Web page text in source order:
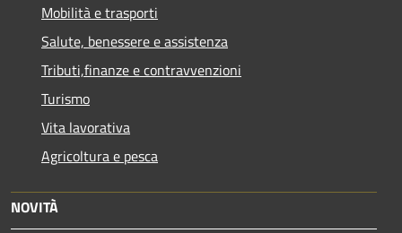
Mobilità e trasporti
Salute, benessere e assistenza
Tributi,finanze e contravvenzioni
Turismo
Vita lavorativa
Agricoltura e pesca
NOVITÀ